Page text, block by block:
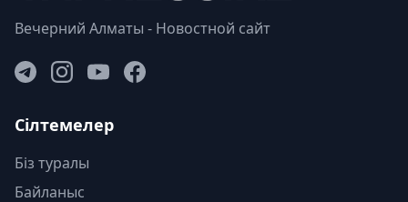
Вечерний Алматы - Новостной сайт
Сілтемелер
Біз туралы
Байланыс